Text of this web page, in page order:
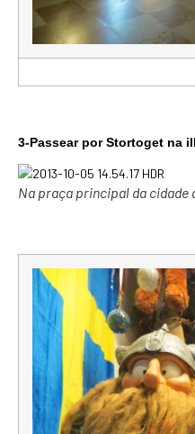
3-Passear por Stortoget na
Na praça principal da cidade